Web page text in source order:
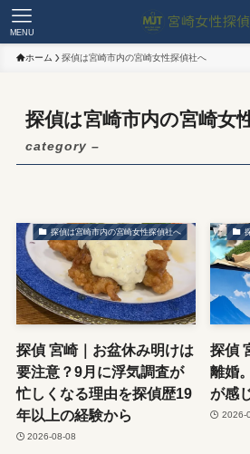
MENU
ホーム 探偵は宮崎市内の宮崎女性探偵社へ
探偵は宮崎市内の宮崎女
category –
探偵は宮崎市内の宮崎女性探偵社へ
探偵 宮崎｜お盆休み明けは
要注意？9月に浮気調査が
忙しくなる理由を探偵歴19
年以上の経験から
2026-08-08
探偵
離婚
が感
2026-